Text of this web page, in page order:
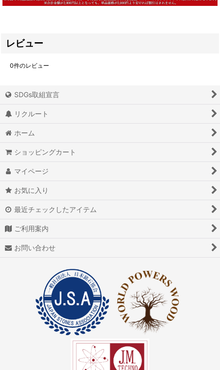
レビュー
0件のレビュー
SDGs取組宣言
リクルート
ホーム
ショッピングカート
マイページ
お気に入り
最近チェックしたアイテム
ご利用案内
お問い合わせ